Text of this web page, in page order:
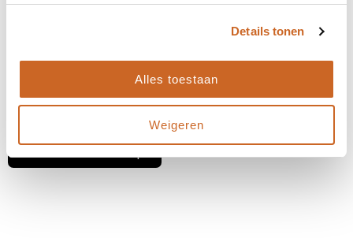
Details tonen
Alles toestaan
Weigeren
bijzonderheden of spoedaanvragen tijdig
Heb je specifieke deadlines of een gewenste
leverdatum? Laat het ons weten, dan kijken we
samen naar de beste oplossing!